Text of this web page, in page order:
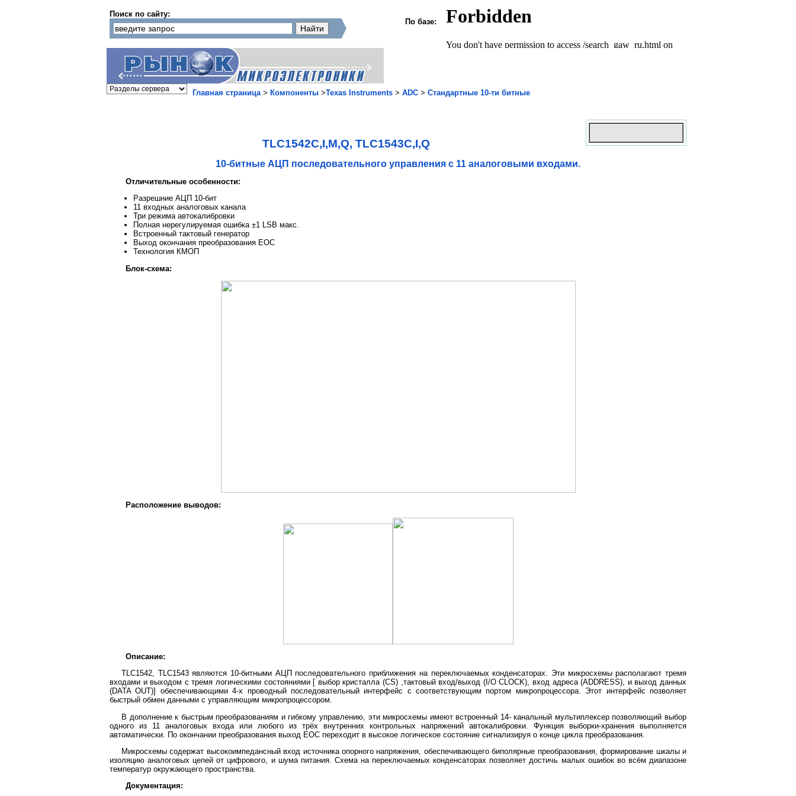
Поиск по сайту:
По базе:
Главная страница> Компоненты >Texas Instruments > ADC > Стандартные 10-ти битные
TLC1542C,I,M,Q, TLC1543C,I,Q
10-битные АЦП последовательного управления с 11 аналоговыми входами.
Отличительные особенности:
Разрешние АЦП 10-бит
11 входных аналоговых канала
Три режима автокалибровки
Полная нерегулируемая ошибка ±1 LSB макс.
Встроенный тактовый генератор
Выход окончания преобразования EOC
Технология КМОП
Блок-схема:
Расположение выводов:
Описание:
TLC1542, TLC1543 являются 10-битными АЦП последовательного приближения на переключаемых конденсаторах. Эти микросхемы располагают тремя
входами и выходом с тремя логическими состояниями [ выбор кристалла (CS) ,тактовый вход/выход (I/O CLOCK), вход адреса (ADDRESS), и выход данных
(DATA OUT)] обеспечивающими 4-х проводный последовательный интерфейс с соответствующим портом микропроцессора. Этот интерфейс позволяет
быстрый обмен данными с управляющим микропроцессором.
В дополнение к быстрым преобразованиям и гибкому управлению, эти микросхемы имеют встроенный 14- канальный мультиплексер позволяющий выбор
одного из 11 аналоговых входа или любого из трёх внутренних контрольных напряжений автокалибровки. Функция выборки-хранения выполняется
автоматически. По окончании преобразования выход EOC переходит в высокое логическое состояние сигнализируя о конце цикла преобразования.
Микросхемы содержат высокоимпедансный вход источника опорного напряжения, обеспечивающего биполярные преобразования, формирование шкалы и
изоляцию аналоговых цепей от цифрового, и шума питания. Схема на переключаемых конденсаторах позволяет достичь малых ошибок во всём диапазоне
температур окружающего пространства.
Документация: